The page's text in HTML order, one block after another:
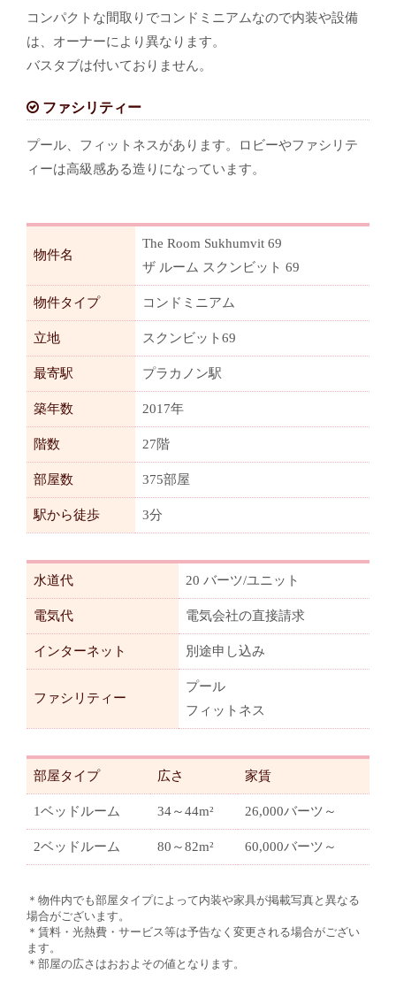
コンパクトな間取りでコンドミニアムなので内装や設備
は、オーナーにより異なります。
バスタブは付いておりません。
ファシリティー
プール、フィットネスがあります。ロビーやファシリテ
ィーは高級感ある造りになっています。
物件名
The Room Sukhumvit 69
ザ ルーム スクンビット 69
物件タイプ コンドミニアム
立地 スクンビット69
最寄駅 プラカノン駅
築年数 2017年
階数 27階
部屋数 375部屋
駅から徒歩 3分
水道代 20 バーツ/ユニット
電気代 電気会社の直接請求
インターネット 別途申し込み
ファシリティー
プール
フィットネス
部屋タイプ 広さ 家賃
1ベッドルーム 34～44m² 26,000バーツ～
2ベッドルーム 80～82m² 60,000バーツ～
＊物件内でも部屋タイプによって内装や家具が掲載写真と異なる
場合がございます。
＊賃料・光熱費・サービス等は予告なく変更される場合がござい
ます。
＊部屋の広さはおおよその値となります。